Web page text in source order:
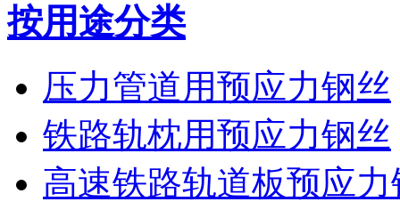
按用途分类
压力管道用预应力钢丝
铁路轨枕用预应力钢丝
高速铁路轨道板预应力